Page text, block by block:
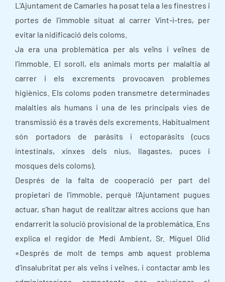
L’Ajuntament de Camarles ha posat tela a les finestres i
portes de l’immoble situat al carrer Vint-i-tres, per
evitar la nidificació dels coloms.
Ja era una problemàtica per als veïns i veïnes de
l’immoble. El soroll, els animals morts per malaltia al
carrer i els excrements provocaven problemes
higiènics. Els coloms poden transmetre determinades
malalties als humans i una de les principals vies de
transmissió és a través dels excrements. Habitualment
són portadors de paràsits i ectoparàsits (cucs
intestinals, xinxes dels nius, llagastes, puces i
mosques dels coloms).
Després de la falta de cooperació per part del
propietari de l’immoble, perquè l’Ajuntament pugues
actuar, s’han hagut de realitzar altres accions que han
endarrerit la solució provisional de la problemàtica. Ens
explica el regidor de Medi Ambient, Sr. Miguel Olid
«Després de molt de temps amb aquest problema
d’insalubritat per als veïns i veïnes, i contactar amb les